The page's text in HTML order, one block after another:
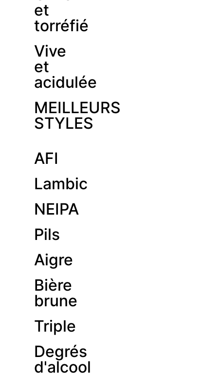
et
torréfié
Vive
et
acidulée
MEILLEURS
STYLES
AFI
Lambic
NEIPA
Pils
Aigre
Bière
brune
Triple
Degrés
d'alcool